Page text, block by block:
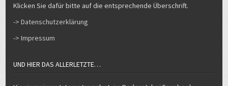
Klicken Sie dafür bitte auf die entsprechende Überschrift.
-> Datenschutzerklärung
-> Impressum
UND HIER DAS ALLERLETZTE…